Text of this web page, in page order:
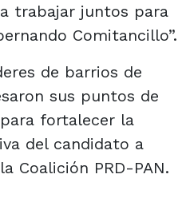
trabajar juntos para
Comitancillo”.
de barrios de
sus puntos de
fortalecer la
del candidato a
Coalición PRD-PAN.